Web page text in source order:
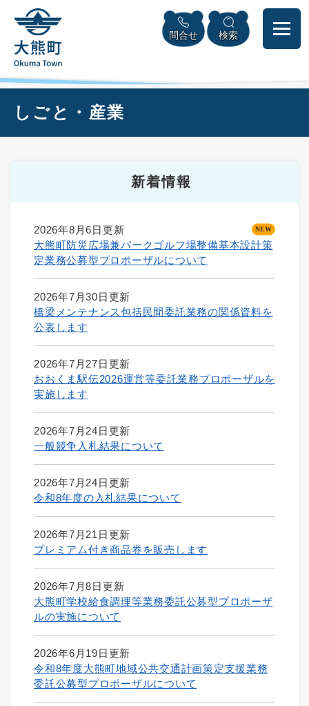
頭
メニューを飛ばして本文へ
問合せ 検索
しごと・産業
新着情報
2026年8月6日更新
大熊町防災広場兼パークゴルフ場整備基本設計策
定業務公募型プロポーザルについて
2026年7月30日更新
橋梁メンテナンス包括民間委託業務の関係資料を
公表します
2026年7月27日更新
おおくま駅伝2026運営等委託業務プロポーザルを
実施します
2026年7月24日更新
一般競争入札結果について
2026年7月24日更新
令和8年度の入札結果について
2026年7月21日更新
プレミアム付き商品券を販売します
2026年7月8日更新
大熊町学校給食調理等業務委託公募型プロポーザ
ルの実施について
2026年6月19日更新
令和8年度大熊町地域公共交通計画策定支援業務
委託公募型プロポーザルについて